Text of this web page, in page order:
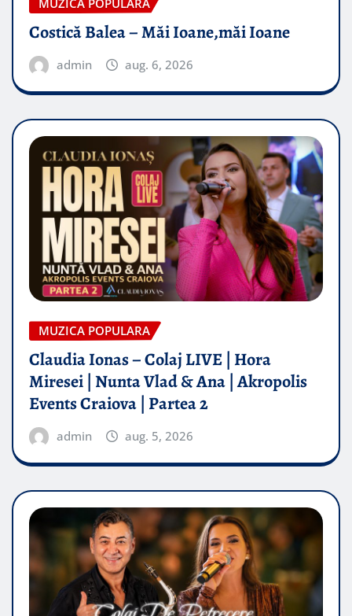
MUZICA POPULARA
Costică Balea – Măi Ioane,măi Ioane
admin aug. 6, 2026
MUZICA POPULARA
Claudia Ionas – Colaj LIVE | Hora
Miresei | Nunta Vlad & Ana | Akropolis
Events Craiova | Partea 2
admin aug. 5, 2026